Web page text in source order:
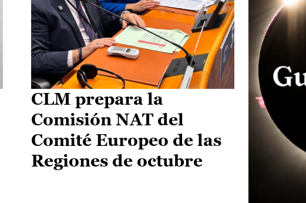
CLM prepara la
Comisión NAT del
Comité Europeo de las
Regiones de octubre